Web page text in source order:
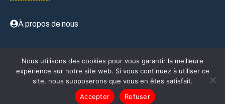
À propos de nous
© 2026 Depannage-remorquageauto.fr
Nous utilisons des cookies pour vous garantir la meilleure
expérience sur notre site web. Si vous continuez à utiliser ce
site, nous supposerons que vous en êtes satisfait.
Accepter
Refuser